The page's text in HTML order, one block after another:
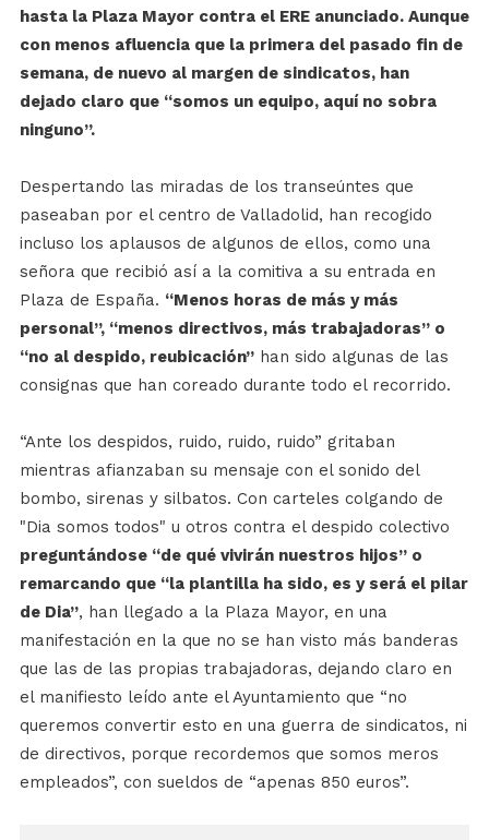
hasta la Plaza Mayor contra el ERE anunciado. Aunque
con menos afluencia que la primera del pasado fin de
semana, de nuevo al margen de sindicatos, han
dejado claro que “somos un equipo, aquí no sobra
ninguno”.
Despertando las miradas de los transeúntes que
paseaban por el centro de Valladolid, han recogido
incluso los aplausos de algunos de ellos, como una
señora que recibió así a la comitiva a su entrada en
Plaza de España. “Menos horas de más y más
personal”, “menos directivos, más trabajadoras” o
“no al despido, reubicación”han sido algunas de las
consignas que han coreado durante todo el recorrido.
“Ante los despidos, ruido, ruido, ruido” gritaban
mientras afianzaban su mensaje con el sonido del
bombo, sirenas y silbatos. Con carteles colgando de
"Dia somos todos" u otros contra el despido colectivo
preguntándose “de qué vivirán nuestros hijos” o
remarcando que “la plantilla ha sido, es y será el pilar
de Dia”, han llegado a la Plaza Mayor, en una
manifestación en la que no se han visto más banderas
que las de las propias trabajadoras, dejando claro en
el manifiesto leído ante el Ayuntamiento que “no
queremos convertir esto en una guerra de sindicatos, ni
de directivos, porque recordemos que somos meros
empleados”, con sueldos de “apenas 850 euros”.